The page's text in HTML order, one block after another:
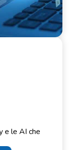
e le AI che